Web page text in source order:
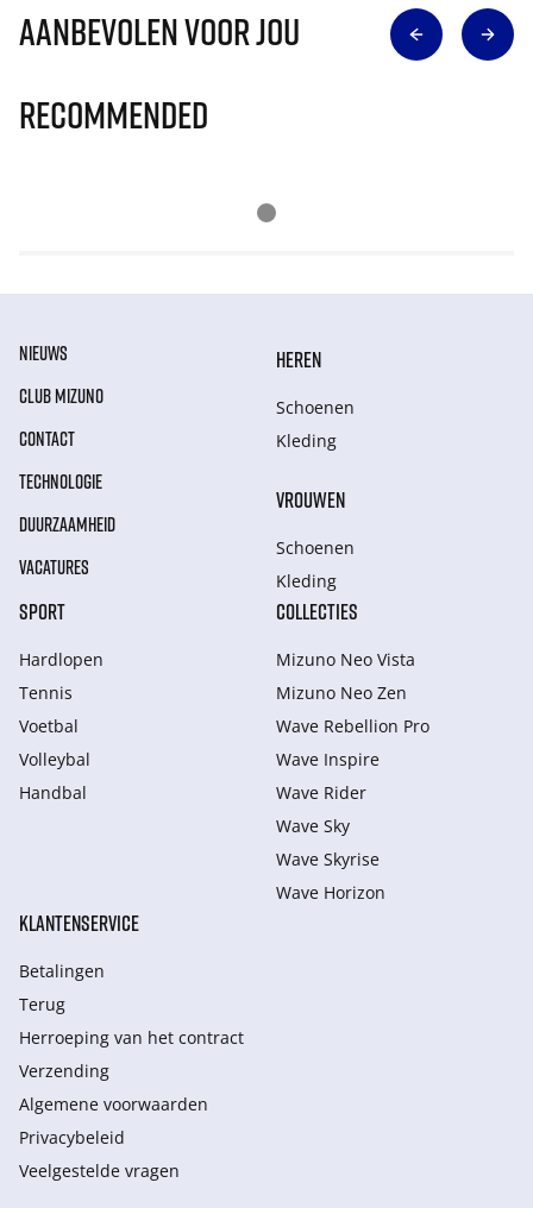
Aanbevolen voor jou
Recommended
NIEUWS
CLUB MIZUNO
CONTACT
TECHNOLOGIE
DUURZAAMHEID
VACATURES
HEREN
Schoenen
Kleding
VROUWEN
Schoenen
Kleding
SPORT
Hardlopen
Tennis
Voetbal
Volleybal
Handbal
COLLECTIES
Mizuno Neo Vista
Mizuno Neo Zen
Wave Rebellion Pro
Wave Inspire
Wave Rider
Wave Sky
Wave Skyrise
Wave Horizon
KLANTENSERVICE
Betalingen
Terug
Herroeping van het contract
Verzending
Algemene voorwaarden
Privacybeleid
Veelgestelde vragen